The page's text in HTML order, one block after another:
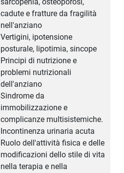
sarcopenia, osteoporosi,
cadute e fratture da fragilità
nell'anziano
Vertigini, ipotensione
posturale, lipotimia, sincope
Principi di nutrizione e
problemi nutrizionali
dell'anziano
Sindrome da
immobilizzazione e
complicanze multisistemiche.
Incontinenza urinaria acuta
Ruolo dell'attività fisica e delle
modificazioni dello stile di vita
nella terapia e nella